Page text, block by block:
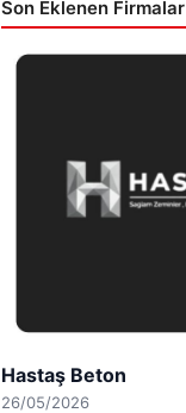
Son Eklenen Firmalar
Prenses Night Club
29/04/2026